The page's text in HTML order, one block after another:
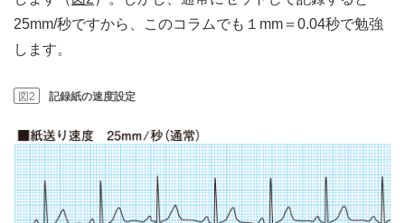
25mm/秒ですから、このコラムでも１mm＝0.04秒で勉強
します。
図2 記録紙の速度設定